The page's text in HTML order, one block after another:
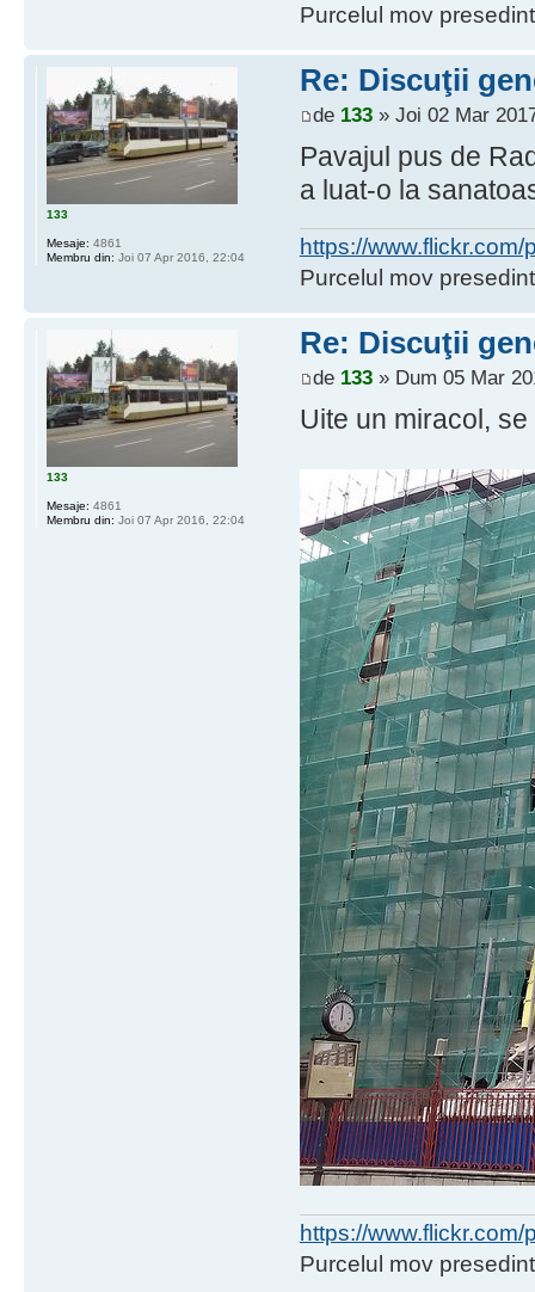
Purcelul mov
Re: Discuţii
de 133» Joi 02 Mar
Pavajul pus de
a luat-o la
https://
Purcelul mov
133
Mesaje: 4861
Membru din: Joi 07 Apr 2016, 22:04
Re: Discuţii
de 133» Dum 05 Mar
Uite un miracol,
https://
Purcelul mov
133
Mesaje: 4861
Membru din: Joi 07 Apr 2016, 22:04